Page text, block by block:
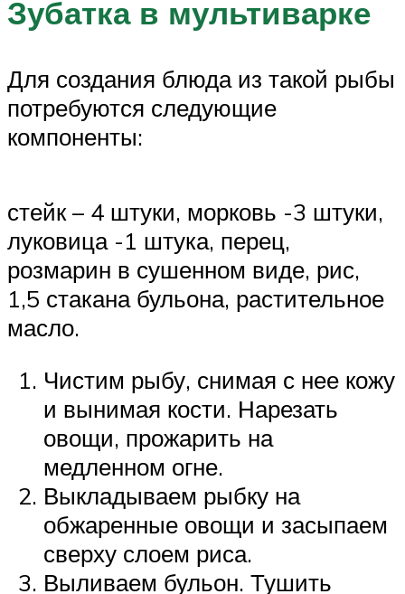
Зубатка в мультиварке
Для создания блюда из такой рыбы
потребуются следующие
компоненты:
стейк – 4 штуки, морковь -3 штуки,
луковица -1 штука, перец,
розмарин в сушенном виде, рис,
1,5 стакана бульона, растительное
масло.
Чистим рыбу, снимая с нее кожу
и вынимая кости. Нарезать
овощи, прожарить на
медленном огне.
Выкладываем рыбку на
обжаренные овощи и засыпаем
сверху слоем риса.
Выливаем бульон. Тушить